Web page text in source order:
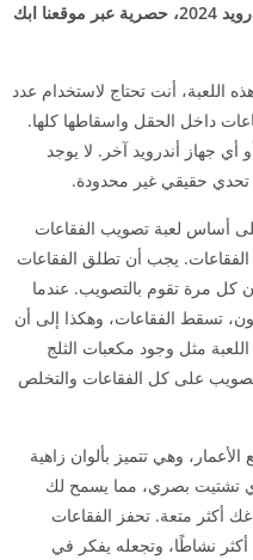
تحميل لعبة shoot bubble مهكرة للاندرويد 2024، حصرية عبر موقعنا ابك
اللعبة، أنت تحتاج لاستخدام عدد
داخل الحقل واسقاطها كلها.
أي جهاز أندرويد آخر. لا يوجد
تحدي حقيقي غير محدودة.
أساس لعبة تصويب الفقاعات
يجب أن تطلق الفقاعات
كل مرة تقوم بالتصويب. عندما
تسقط الفقاعات، وهكذا إلى أن
مثل وجود مكعبات الثلج
على كل الفقاعات والتخلص
وهي تتميز بألوان زاهية
تشتيت بصري، مما يسمح لك
أكثر متعة. تحفز الفقاعات
نشاطًا، وتجعله يفكر في